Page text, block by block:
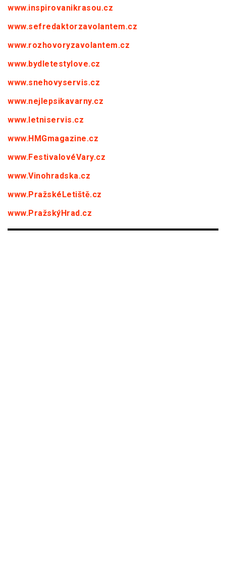
www.inspirovanikrasou.cz
www.sefredaktorzavolantem.cz
www.rozhovoryzavolantem.cz
www.bydletestylove.cz
www.snehovyservis.cz
www.nejlepsikavarny.cz
www.letniservis.cz
www.HMGmagazine.cz
www.FestivalovéVary.cz
www.Vinohradska.cz
www.PražskéLetiště.cz
www.PražskýHrad.cz